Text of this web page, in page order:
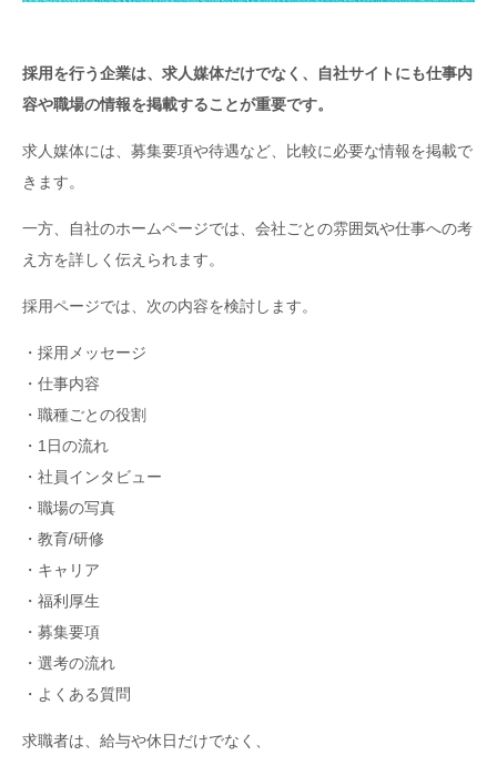
採用を行う企業は、求人媒体だけでなく、自社サイトにも仕事内
容や職場の情報を掲載することが重要です。
求人媒体には、募集要項や待遇など、比較に必要な情報を掲載で
きます。
一方、自社のホームページでは、会社ごとの雰囲気や仕事への考
え方を詳しく伝えられます。
採用ページでは、次の内容を検討します。
・採用メッセージ
・仕事内容
・職種ごとの役割
・1日の流れ
・社員インタビュー
・職場の写真
・教育/研修
・キャリア
・福利厚生
・募集要項
・選考の流れ
・よくある質問
求職者は、給与や休日だけでなく、